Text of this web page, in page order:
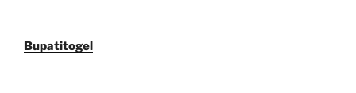
Bupatitogel